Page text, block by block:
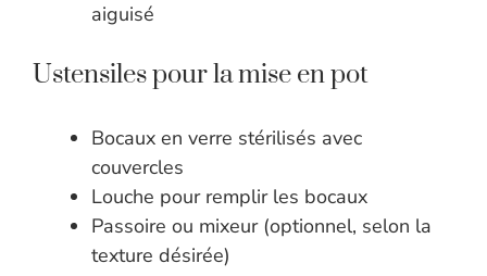
aiguisé
Ustensiles pour la mise en pot
Bocaux en verre stérilisés avec
couvercles
Louche pour remplir les bocaux
Passoire ou mixeur (optionnel, selon la
texture désirée)